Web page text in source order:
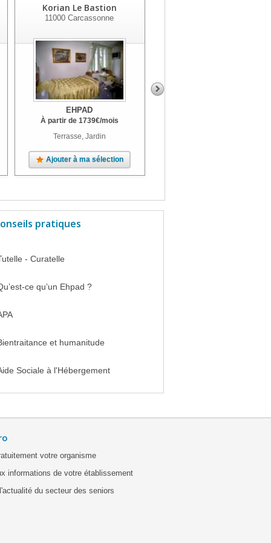
Korian Le Bastion
11000 Carcassonne
EHPAD
À partir de 1739€/mois
Terrasse, Jardin
Ajouter à ma sélection
pratiques
- Curatelle
ce qu’un Ehpad ?
et humanitude
Sociale à l'Hébergement
votre organisme
informations de votre établissement
du secteur des seniors